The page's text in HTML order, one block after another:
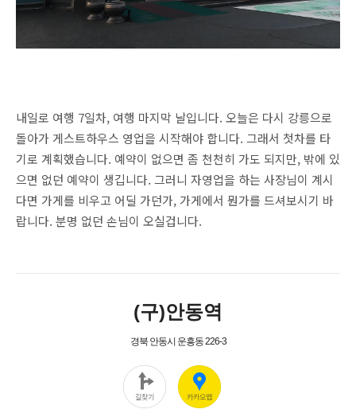
내일로 여행 7일차, 여행 마지막 날입니다. 오늘은 다시 강릉으로
돌아가 게스트하우스 영업을 시작해야 합니다. 그래서 첫차를 타
기로 계획했습니다. 예약이 없으면 좀 천천히 가도 되지만, 밖에 있
으면 없던 예약이 생깁니다. 그러니 자영업을 하는 사장님이 계시
다면 가게를 비우고 어딜 가던가, 가게에서 뭔가를 드셔보시기 바
랍니다. 분명 없던 손님이 오실겁니다.